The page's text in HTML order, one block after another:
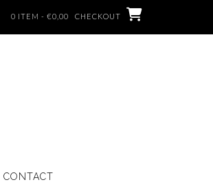
0 ITEM - €0,00 CHECKOUT
CONTACT